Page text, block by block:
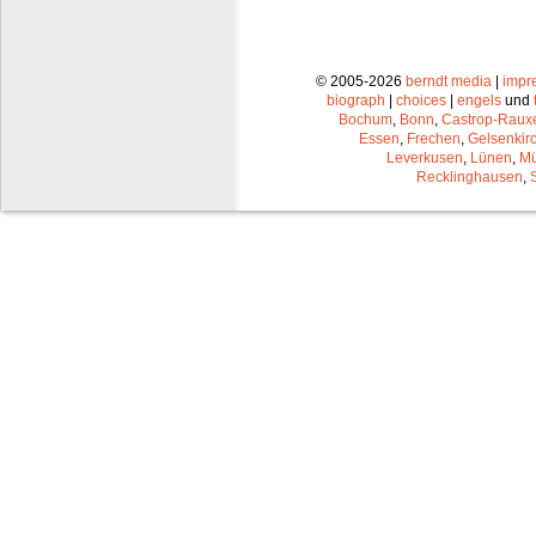
© 2005-2026 berndt media |
biograph | choices | engels und
Bochum Bonn Castrop-
Essen Frechen
Leverkusen Lünen
Recklinghausen